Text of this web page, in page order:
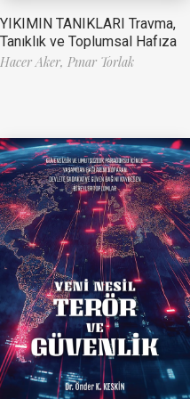
YIKIMIN TANIKLARI Travma,
Tanıklık ve Toplumsal Hafıza
Hacer Aker, Pınar Torlak